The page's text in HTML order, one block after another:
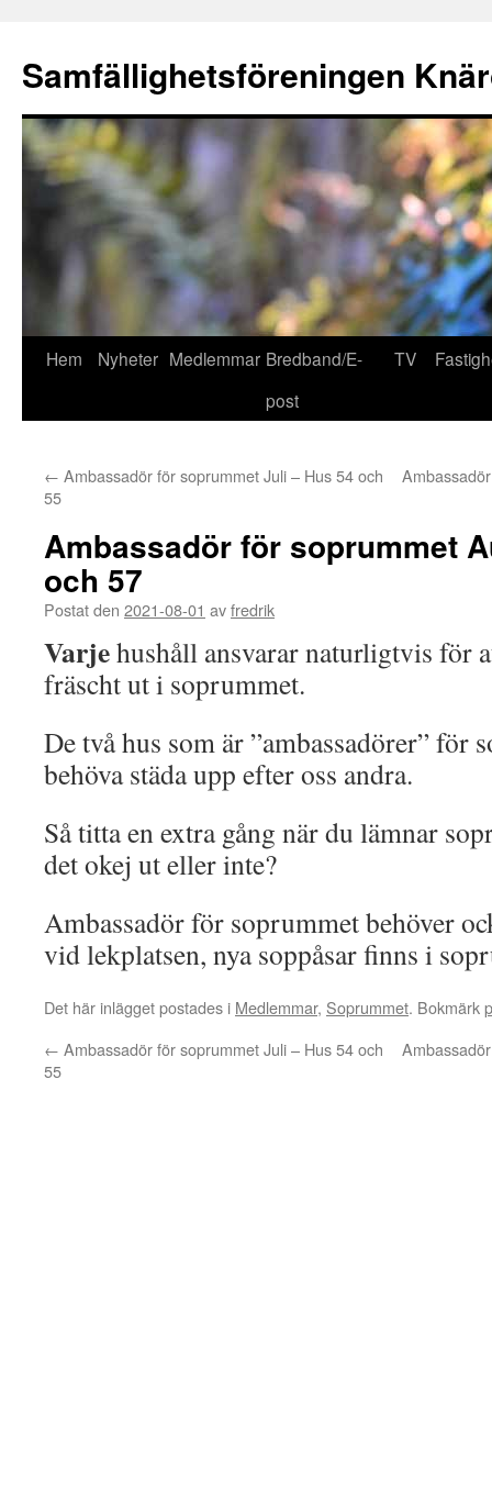
innehåll
Samfällighetsföreningen
Hem Nyheter Medlemmar Bredband/E-
post
TV
← Ambassadör för soprummet Juli – Hus 54 och
55
Ambassadör för soprummet
och 57
Postat den 2021-08-01 avfredrik
Varjehushåll ansvarar naturligtvis för
fräscht ut i soprummet.
De två hus som är ”ambassadörer” för
behöva städa upp efter oss andra.
Så titta en extra gång när du lämnar
det okej ut eller inte?
Ambassadör för soprummet behöver
vid lekplatsen, nya soppåsar finns i
Det här inlägget postades i Medlemmar, Soprummet. Bokmärk
← Ambassadör för soprummet Juli – Hus 54 och
55